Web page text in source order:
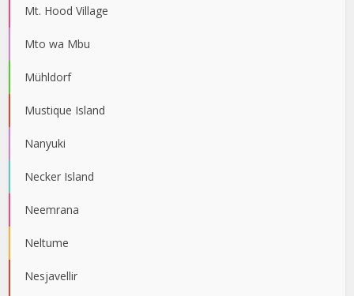
Mt. Hood Village
Mto wa Mbu
Mühldorf
Mustique Island
Nanyuki
Necker Island
Neemrana
Neltume
Nesjavellir